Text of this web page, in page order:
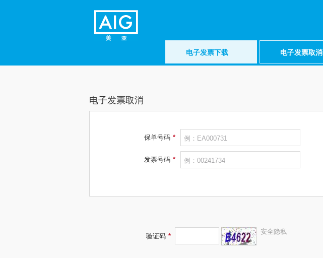
电子发票下载 电子发票取消
电子发票取消
保单号码 * 例：EA000731
发票号码 * 例：00241734
验证码 *
安全隐私